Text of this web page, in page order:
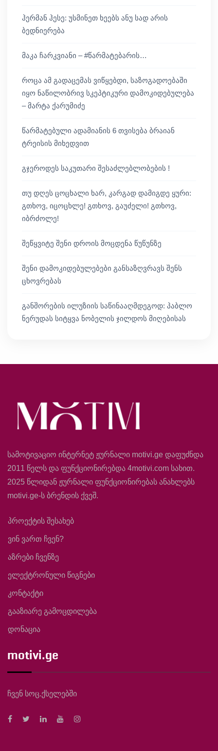
ჰერმან ჰესე: უსმინეთ ხეებს ანუ სად არის
ბედნიერება
მაკა ჩარკვიანი – #წარმატებარის…
როცა ამ გადაცემას ვიწყებდი, საზოგადოებაში
იყო ნაწილობრივ სკეპტიკური დამოკიდებულება
– მარტა ქარუმიძე
წარმატებული ადამიანის 6 თვისება ბრაიან
ტრეისის მიხედვით
გჯეროდეს საკუთარი შესაძლებლობების !
თუ დღეს ცოცხალი ხარ, კარგად დამიგდე ყური:
გთხოვ, იცოცხლე! გთხოვ, გაუძელი! გთხოვ,
იბრძოლე!
შეწყვიტე შენი დროის მოცდენა წუწუნზე
შენი დამოკიდებულებები განსაზღვრავს შენს
ცხოვრებას
განშორების ილუზიის საწინააღმდეგოდ: პაბლო
ნერუდას სიტყვა ნობელის ჯილდოს მიღებისას
სამოტივაციო ინტერნეტ ჟურნალი motivi.ge დაფუძნდა
2011 წელს და ფუნქციონირებდა 4motivi.com სახით.
2025 წლიდან ჟურნალი ფუნქციონირებას ანახლებს
motivi.ge-ს ბრენდის ქვეშ.
პროექტის შესახებ
ვინ ვართ ჩვენ?
აზრები ჩვენზე
ელექტრონული წიგნები
კონტაქტი
გააზიარე გამოცდილება
დონაცია
motivi.ge
ჩვენ სოც.ქსელებში